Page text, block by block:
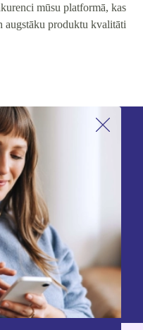
mūsu platformā, kas
augstāku produktu kvalitāti
jaunumu
garām nevienu
varat atrast mūsu